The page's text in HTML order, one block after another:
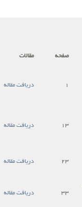
صفحه مقالات
1
دریافت مقاله
13
دریافت مقاله
23
دریافت مقاله
33
دریافت مقاله